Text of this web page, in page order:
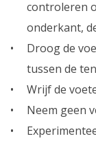
controleren
onderkant,
Droog de
tussen de
Wrijf de
Neem geen